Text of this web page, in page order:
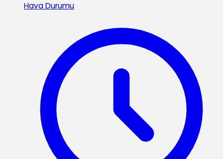
Hava Durumu